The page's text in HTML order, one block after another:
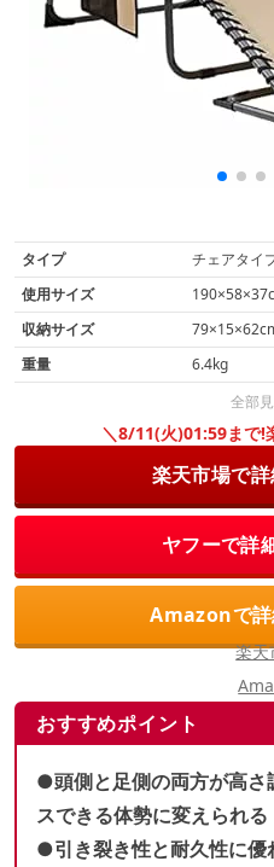
タイプ
チェアタイ
使用サイズ
収納サイズ
重量
6.4kg
全部
＼8/11(火)01:59まで!
楽天市場で
ヤフーで詳
Amazonで詳
おすすめポイント
●頭側と足側の両方が高さ
スできる体勢に変えられる
●引き裂き性と耐久性に優
楽天